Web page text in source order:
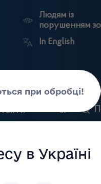
Людям із
порушенням
In English
Державні
портал